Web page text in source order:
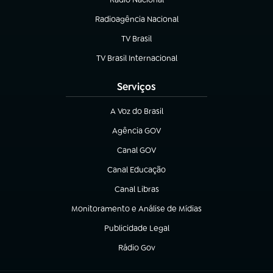
Radioagência Nacional
(abre em nova aba)
TV Brasil
(abre em nova aba)
TV Brasil Internacional
(abre em nova aba)
Serviços
A Voz do Brasil
(abre em nova aba)
Agência GOV
(abre em nova aba)
Canal GOV
(abre em nova aba)
Canal Educação
(abre em nova aba)
Canal Libras
(abre em nova aba)
Monitoramento e Análise de Mídias
(abre em nova aba)
Publicidade Legal
(abre em nova aba)
Rádio Gov
(abre em nova aba)